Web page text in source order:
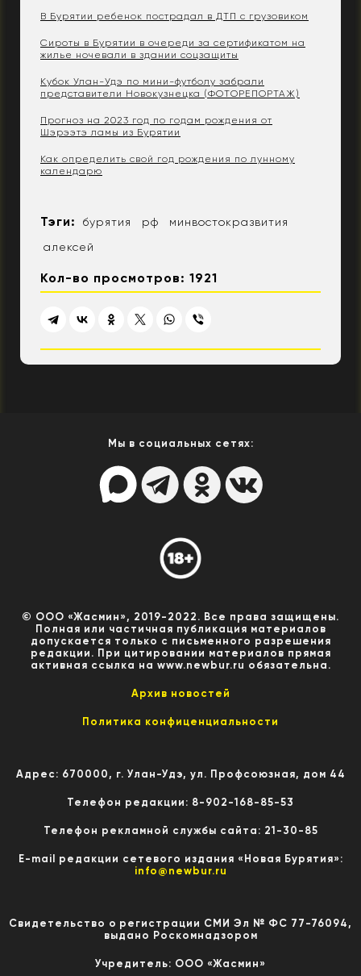
В Бурятии ребенок пострадал в ДТП с грузовиком
Сироты в Бурятии в очереди за сертификатом на
жилье ночевали в здании соцзащиты
Кубок Улан-Удэ по мини-футболу забрали
представители Новокузнецка (ФОТОРЕПОРТАЖ)
Прогноз на 2023 год по годам рождения от
Шэрээтэ ламы из Бурятии
Как определить свой год рождения по лунному
календарю
Тэги: бурятия рф
минвостокразвития
алексей
Кол-во просмотров: 1921
Мы в социальных сетях:
© ООО «Жасмин», 2019-2022. Все права защищены.
Полная или частичная публикация материалов
допускается только с письменного разрешения
редакции. При цитировании материалов прямая
активная ссылка на www.newbur.ru обязательна.
Архив новостей
Политика конфиценциальности
Адрес: 670000, г. Улан-Удэ, ул. Профсоюзная, дом 44
Телефон редакции: 8-902-168-85-53
Телефон рекламной службы сайта: 21-30-85
E-mail редакции сетевого издания «Новая Бурятия»:
info@newbur.ru
Свидетельство о регистрации СМИ Эл № ФС 77-76094,
выдано Роскомнадзором
Учредитель: ООО «Жасмин»